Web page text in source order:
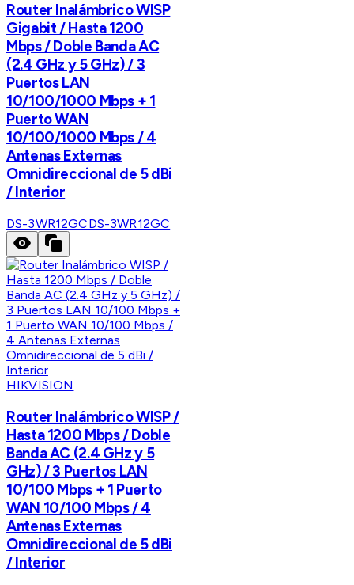
Router Inalámbrico WISP
Gigabit / Hasta 1200
Mbps / Doble Banda AC
(2.4 GHz y 5 GHz) / 3
Puertos LAN
10/100/1000 Mbps + 1
Puerto WAN
10/100/1000 Mbps / 4
Antenas Externas
Omnidireccional de 5 dBi
/ Interior
DS-3WR12GCDS-3WR12GC
HIKVISION
Router Inalámbrico WISP /
Hasta 1200 Mbps / Doble
Banda AC (2.4 GHz y 5
GHz) / 3 Puertos LAN
10/100 Mbps + 1 Puerto
WAN 10/100 Mbps / 4
Antenas Externas
Omnidireccional de 5 dBi
/ Interior